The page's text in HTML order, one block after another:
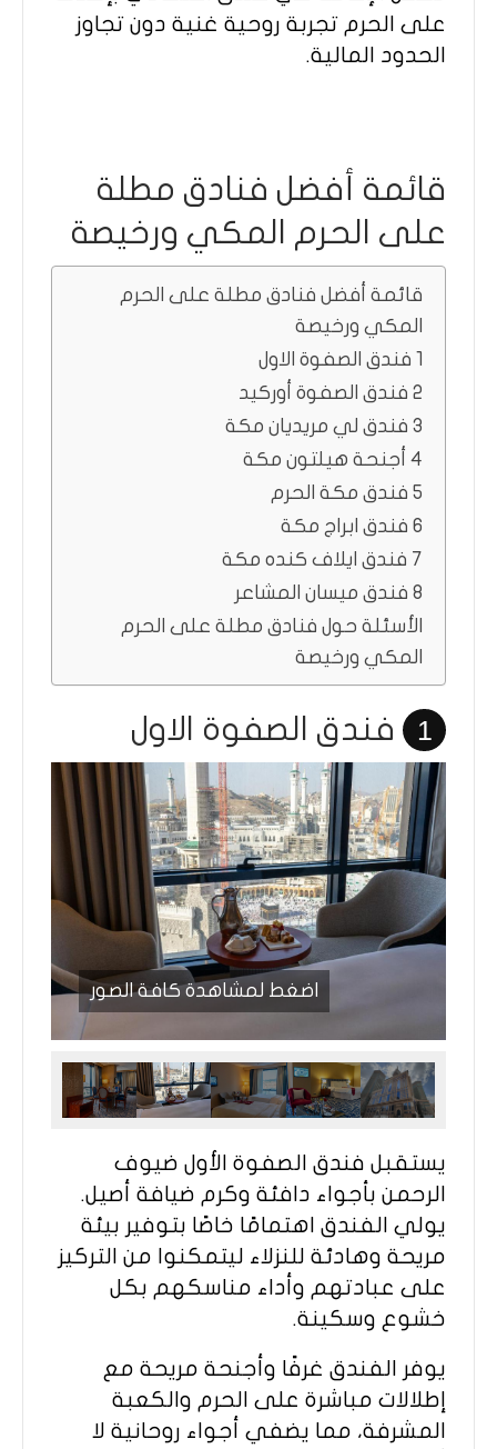
على الحرم تجربة روحية غنية دون تجاوز
الحدود المالية.
قائمة أفضل فنادق مطلة
على الحرم المكي ورخيصة
قائمة أفضل فنادق مطلة على الحرم
المكي ورخيصة
1 فندق الصفوة الاول
2 فندق الصفوة أوركيد
3 فندق لي مريديان مكة
4 أجنحة هيلتون مكة
5 فندق مكة الحرم
6 فندق ابراج مكة
7 فندق ايلاف كنده مكة
8 فندق ميسان المشاعر
الأسئلة حول فنادق مطلة على الحرم
المكي ورخيصة
1 فندق الصفوة الاول
اضغط لمشاهدة كافة الصور
يستقبل فندق الصفوة الأول ضيوف
الرحمن بأجواء دافئة وكرم ضيافة أصيل.
يولي الفندق اهتمامًا خاصًا بتوفير بيئة
مريحة وهادئة للنزلاء ليتمكنوا من التركيز
على عبادتهم وأداء مناسكهم بكل
خشوع وسكينة.
يوفر الفندق غرفًا وأجنحة مريحة مع
إطلالات مباشرة على الحرم والكعبة
المشرفة، مما يضفي أجواء روحانية لا